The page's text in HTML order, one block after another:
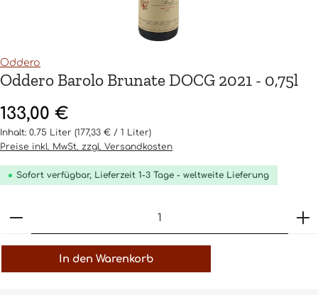
Oddero
Oddero Barolo Brunate DOCG 2021 - 0,75l
Regulärer Preis:
133,00 €
Inhalt: 0.75 Liter (177,33 € / 1 Liter)
Preise inkl. MwSt. zzgl. Versandkosten
Sofort verfügbar, Lieferzeit 1-3 Tage - weltweite Lieferung
Produkt Anzahl: Gib den gewünschten Wert
In den Warenkorb